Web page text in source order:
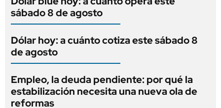
sábado 8 de agosto
Dólar hoy: a cuánto cotiza este sábado 8
de agosto
Empleo, la deuda pendiente: por qué la
estabilización necesita una nueva ola de
reformas